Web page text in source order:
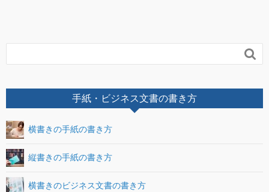

手紙・ビジネス文書の書き方
横書きの手紙の書き方
縦書きの手紙の書き方
横書きのビジネス文書の書き方